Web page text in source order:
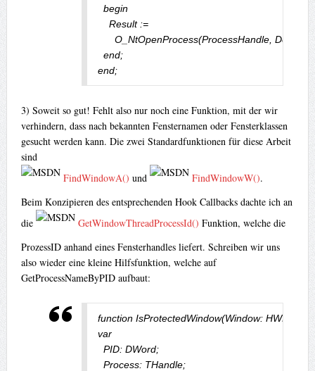
  begin
    Result :=
O_NtOpenProcess(ProcessHandle,
  end;
end;
3) Soweit so gut! Fehlt also nur noch eine Funktion, mit der wir
verhindern, dass nach bekannten Fensternamen oder Fensterklassen
gesucht werden kann. Die zwei Standardfunktionen für diese Arbeit
sind
FindWindowA() und FindWindowW().
Beim Konzipieren des entsprechenden Hook Callbacks dachte ich an
die
GetWindowThreadProcessId() Funktion, welche die
ProzessID anhand eines Fensterhandles liefert. Schreiben wir uns
also wieder eine kleine Hilfsfunktion, welche auf
GetProcessNameByPID aufbaut:
function IsProtectedWindow(Window: HWND):
var
  PID: DWord;
  Process: THandle;